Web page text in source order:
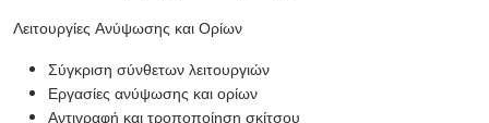
Λειτουργίες Ανύψωσης και Ορίων
Σύγκριση σύνθετων λειτουργιών
Εργασίες ανύψωσης και ορίων
Αντιγραφή και τροποποίηση σκίτσου